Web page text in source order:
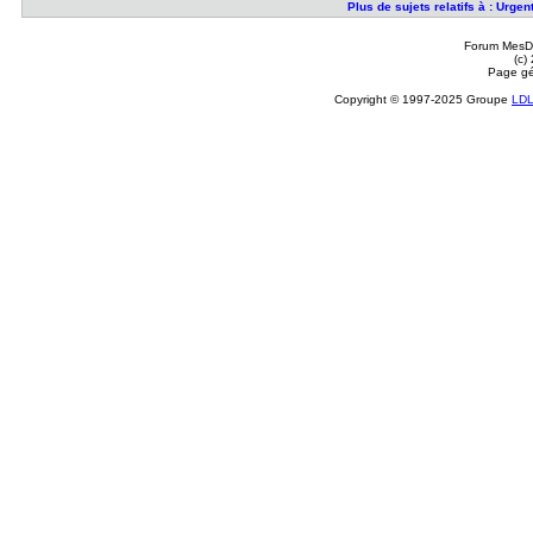
Plus de sujets relatifs à :
Forum
(c)
Page
Copyright © 1997-2025 Groupe